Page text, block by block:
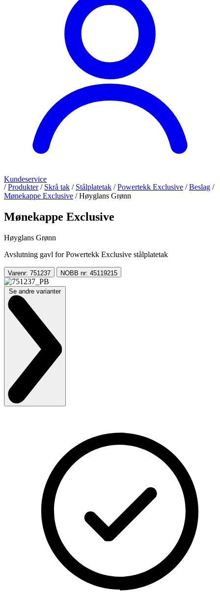
Kundeservice
/ Produkter / Skrå tak / Stålplatetak / Powertekk Exclusive / Beslag /
Mønekappe Exclusive / Høyglans Grønn
Mønekappe Exclusive
Høyglans Grønn
Avslutning gavl for Powertekk Exclusive stålplatetak
Varenr: 751237 NOBB nr: 45119215
Se andre varianter